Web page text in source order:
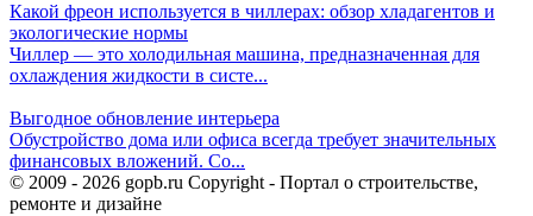
Какой фреон используется в чиллерах: обзор хладагентов и
экологические нормы
Чиллер — это холодильная машина, предназначенная для
охлаждения жидкости в систе...
Выгодное обновление интерьера
Обустройство дома или офиса всегда требует значительных
финансовых вложений. Со...
© 2009 - 2026 gopb.ru Copyright - Портал о строительстве,
ремонте и дизайне